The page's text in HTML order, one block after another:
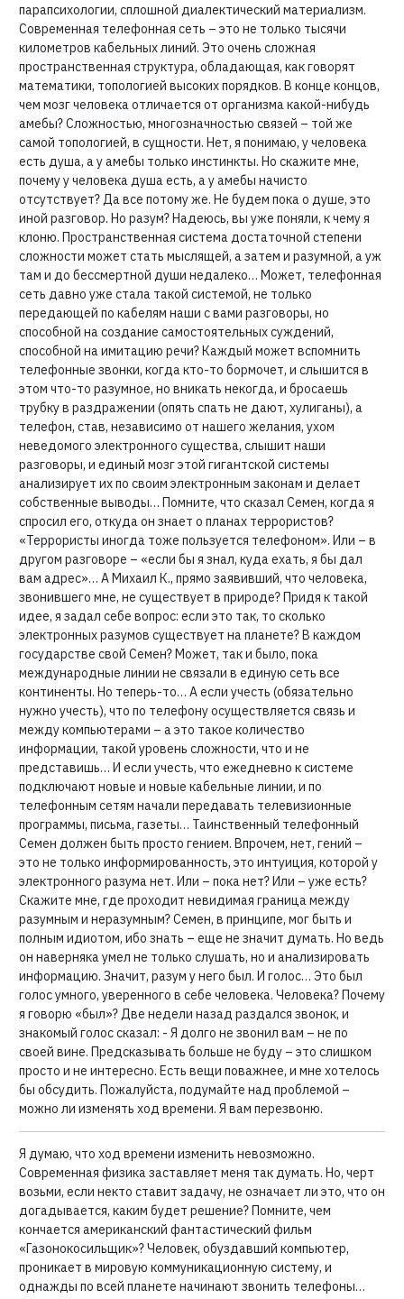
парапсихологии, сплошной диалектический материализм.
Современная телефонная сеть – это не только тысячи
километров кабельных линий. Это очень сложная
пространственная структура, обладающая, как говорят
математики, топологией высоких порядков. В конце концов,
чем мозг человека отличается от организма какой-нибудь
амебы? Сложностью, многозначностью связей – той же
самой топологией, в сущности. Нет, я понимаю, у человека
есть душа, а у амебы только инстинкты. Но скажите мне,
почему у человека душа есть, а у амебы начисто
отсутствует? Да все потому же. Не будем пока о душе, это
иной разговор. Но разум? Надеюсь, вы уже поняли, к чему я
клоню. Пространственная система достаточной степени
сложности может стать мыслящей, а затем и разумной, а уж
там и до бессмертной души недалеко… Может, телефонная
сеть давно уже стала такой системой, не только
передающей по кабелям наши с вами разговоры, но
способной на создание самостоятельных суждений,
способной на имитацию речи? Каждый может вспомнить
телефонные звонки, когда кто-то бормочет, и слышится в
этом что-то разумное, но вникать некогда, и бросаешь
трубку в раздражении (опять спать не дают, хулиганы), а
телефон, став, независимо от нашего желания, ухом
неведомого электронного существа, слышит наши
разговоры, и единый мозг этой гигантской системы
анализирует их по своим электронным законам и делает
собственные выводы… Помните, что сказал Семен, когда я
спросил его, откуда он знает о планах террористов?
«Террористы иногда тоже пользуется телефоном». Или – в
другом разговоре – «если бы я знал, куда ехать, я бы дал
вам адрес»… А Михаил К., прямо заявивший, что человека,
звонившего мне, не существует в природе? Придя к такой
идее, я задал себе вопрос: если это так, то сколько
электронных разумов существует на планете? В каждом
государстве свой Семен? Может, так и было, пока
международные линии не связали в единую сеть все
континенты. Но теперь-то… А если учесть (обязательно
нужно учесть), что по телефону осуществляется связь и
между компьютерами – а это такое количество
информации, такой уровень сложности, что и не
представишь… И если учесть, что ежедневно к системе
подключают новые и новые кабельные линии, и по
телефонным сетям начали передавать телевизионные
программы, письма, газеты… Таинственный телефонный
Семен должен быть просто гением. Впрочем, нет, гений –
это не только информированность, это интуиция, которой у
электронного разума нет. Или – пока нет? Или – уже есть?
Скажите мне, где проходит невидимая граница между
разумным и неразумным? Семен, в принципе, мог быть и
полным идиотом, ибо знать – еще не значит думать. Но ведь
он наверняка умел не только слушать, но и анализировать
информацию. Значит, разум у него был. И голос… Это был
голос умного, уверенного в себе человека. Человека? Почему
я говорю «был»? Две недели назад раздался звонок, и
знакомый голос сказал: - Я долго не звонил вам – не по
своей вине. Предсказывать больше не буду – это слишком
просто и не интересно. Есть вещи поважнее, и мне хотелось
бы обсудить. Пожалуйста, подумайте над проблемой –
можно ли изменять ход времени. Я вам перезвоню.
Я думаю, что ход времени изменить невозможно.
Современная физика заставляет меня так думать. Но, черт
возьми, если некто ставит задачу, не означает ли это, что он
догадывается, каким будет решение? Помните, чем
кончается американский фантастический фильм
«Газонокосильщик»? Человек, обуздавший компьютер,
проникает в мировую коммуникационную систему, и
однажды по всей планете начинают звонить телефоны…